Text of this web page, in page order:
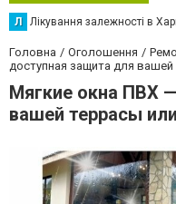
Л Лікування залежності в
Головна Оголошення
доступная защита для
Мягкие окна ПВХ
вашей террасы